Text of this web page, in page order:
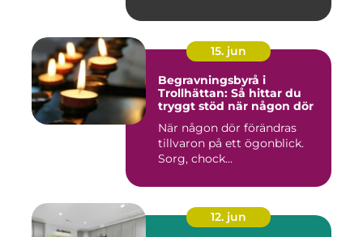
15. jun
Begravningsbyrå i
Trollhättan: Så hittar du
tryggt stöd när någon dör
När någon dör förändras
tillvaron på ett ögonblick.
Sorg, chock...
12. jun